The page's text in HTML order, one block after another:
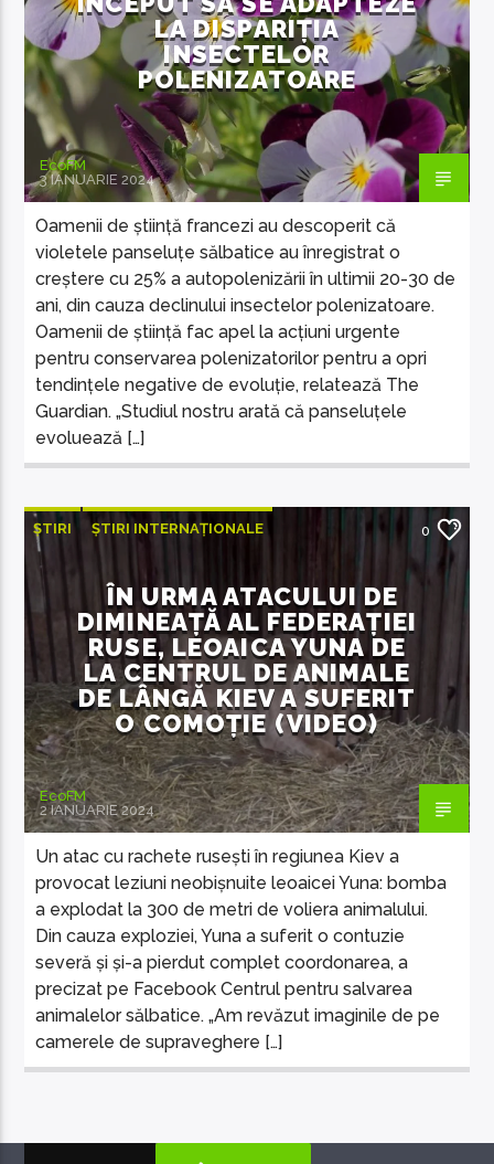
LA DISPARIȚIA
INSECTELOR
POLENIZATOARE
EcoFM
3 IANUARIE 2024
Oamenii de știință francezi au descoperit că
violetele panseluțe sălbatice au înregistrat o
creștere cu 25% a autopolenizării în ultimii 20-30 de
ani, din cauza declinului insectelor polenizatoare.
Oamenii de știință fac apel la acțiuni urgente
pentru conservarea polenizatorilor pentru a opri
tendințele negative de evoluție, relatează The
Guardian. „Studiul nostru arată că panseluțele
evoluează […]
ȘTIRI ȘTIRI INTERNAȚIONALE 0
ÎN URMA ATACULUI DE
DIMINEAȚĂ AL FEDERAȚIEI
RUSE, LEOAICA YUNA DE
LA CENTRUL DE ANIMALE
DE LÂNGĂ KIEV A SUFERIT
O COMOȚIE (VIDEO)
EcoFM
2 IANUARIE 2024
Un atac cu rachete rusești în regiunea Kiev a
provocat leziuni neobișnuite leoaicei Yuna: bomba
a explodat la 300 de metri de voliera animalului.
Din cauza exploziei, Yuna a suferit o contuzie
severă și și-a pierdut complet coordonarea, a
precizat pe Facebook Centrul pentru salvarea
animalelor sălbatice. „Am revăzut imaginile de pe
camerele de supraveghere […]